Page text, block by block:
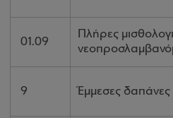
01.09
Πλήρες
9 Έμμεσες δαπάνες